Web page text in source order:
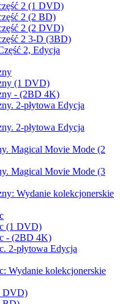
2 (1 DVD)
2 (2 BD)
2 (2 DVD)
2 3-D (3BD)
2, Edycja
(1 DVD)
- (2BD 4K)
2-płytowa Edycja
2-płytowa Edycja
Magical Movie Mode (2
Magical Movie Mode (3
Wydanie kolekcjonerskie
(1 DVD)
- (2BD 4K)
2-płytowa Edycja
Wydanie kolekcjonerskie
DVD)